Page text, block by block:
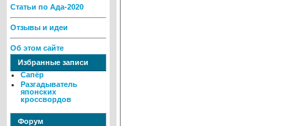
Статьи по Ада-2020
Отзывы и идеи
Об этом сайте
Избранные записи
Сапёр
Разгадыватель
японских
кроссвордов
Форум